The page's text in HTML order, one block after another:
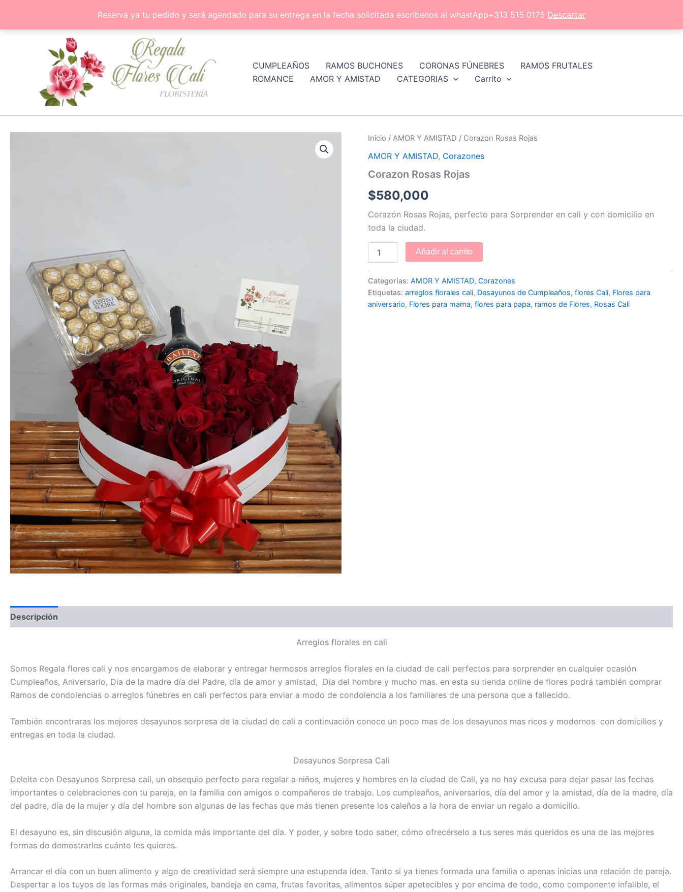
Reserva ya tu pedido y será agendado para su entrega en la fecha solicitada escribenos al whastApp+313 515 0175 Descartar
contenido
CUMPLEAÑOS RAMOS BUCHONES CORONAS FÚNEBRES
RAMOS FRUTALES
ROMANCE
AMOR Y AMISTAD CATEGORIAS Carrito
Inicio /AMOR Y AMISTAD / Corazon Rosas Rojas
AMOR Y AMISTAD, Corazones
Corazon Rosas Rojas
$580,000
Corazón Rosas Rojas, perfecto para Sorprender en cali y con domicilio en
toda la ciudad.
Corazon
Rojas
Añadir al carrito
Categorías:AMOR Y AMISTAD,Corazones
Etiquetas:arreglos florales cali, Desayunos de Cumpleaños,flores Cali, Flores para
aniversario, Flores para mama,flores para papa, ramos de Flores, Rosas Cali
Descripción
Arreglos florales en cali
Somos Regala flores cali y nos encargamos de elaborar y entregar hermosos arreglos florales en la ciudad de cali perfectos para sorprender en cualquier ocasión
Cumpleaños, Aniversario, Dia de la madre día del Padre, día de amor y amistad, Dia del hombre y mucho mas. en esta su tienda online de flores podrá también comprar
Ramos de condolencias o arreglos fúnebres en cali perfectos para enviar a modo de condolencia a los familiares de una persona que a fallecido.
También encontraras los mejores desayunos sorpresa de la ciudad de cali a continuación conoce un poco mas de los desayunos mas ricos y modernos con domicilios y
entregas en toda la ciudad.
Desayunos Sorpresa Cali
Deleita con Desayunos Sorpresa cali, un obsequio perfecto para regalar a niños, mujeres y hombres en la ciudad de Cali, ya no hay excusa para dejar pasar las fechas
importantes o celebraciones con tu pareja, en la familia con amigos o compañeros de trabajo. Los cumpleaños, aniversarios, día del amor y la amistad, día de la madre, día
del padre, día de la mujer y día del hombre son algunas de las fechas que más tienen presente los caleños a la hora de enviar un regalo a domicilio.
El desayuno es, sin discusión alguna, la comida más importante del día. Y poder, y sobre todo saber, cómo ofrecérselo a tus seres más queridos es una de las mejores
formas de demostrarles cuánto les quieres.
Arrancar el día con un buen alimento y algo de creatividad será siempre una estupenda idea. Tanto si ya tienes formada una familia o apenas inicias una relación de pareja.
Despertar a los tuyos de las formas más originales, bandeja en cama, frutas favoritas, alimentos súper apetecibles y por encima de todo, como componente infalible, el